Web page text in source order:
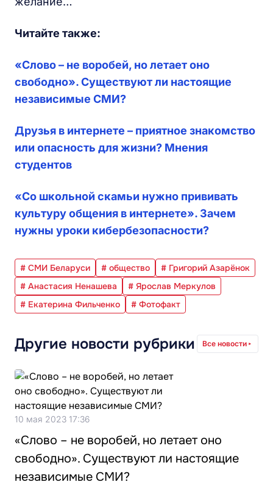
Читайте также:
«Слово – не воробей, но летает оно
свободно». Существуют ли настоящие
независимые СМИ?
Друзья в интернете – приятное знакомство
или опасность для жизни? Мнения
студентов
«Со школьной скамьи нужно прививать
культуру общения в интернете». Зачем
нужны уроки кибербезопасности?
# СМИ Беларуси # общество
# Григорий Азарёнок
# Анастасия Ненашева
# Ярослав Меркулов
# Екатерина Фильченко
# Фотофакт
Другие новости рубрики Все новости
10 мая 2023 17:36
«Слово – не воробей, но летает оно
свободно». Существуют ли настоящие
независимые СМИ?